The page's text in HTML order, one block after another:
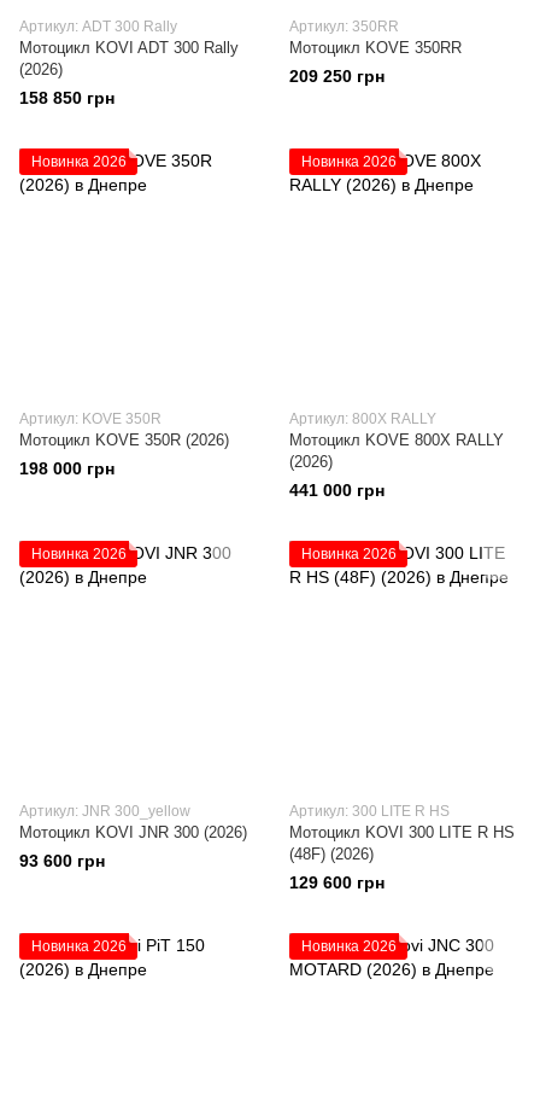
Артикул: ADT 300 Rally
Мотоцикл KOVI ADT 300 Rally
(2026)
158 850 грн
Артикул: 350RR
Мотоцикл KOVE 350RR
209 250 грн
Новинка 2026
Артикул: KOVE 350R
Мотоцикл KOVE 350R (2026)
198 000 грн
Новинка 2026
Артикул: 800X RALLY
Мотоцикл KOVE 800X RALLY
(2026)
441 000 грн
Новинка 2026
Артикул: JNR 300_yellow
Мотоцикл KOVI JNR 300 (2026)
93 600 грн
Новинка 2026
Артикул: 300 LITE R HS
Мотоцикл KOVI 300 LITE R HS
(48F) (2026)
129 600 грн
Новинка 2026 Новинка 2026